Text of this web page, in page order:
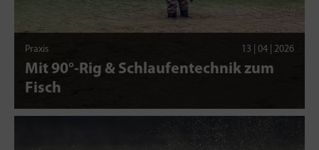
Praxis 13 | 04 | 2026
Mit 90°-Rig & Schlaufentechnik zum
Fisch